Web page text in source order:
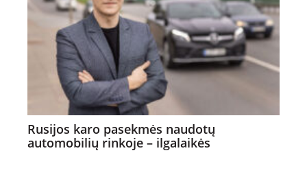
Rusijos karo pasekmės naudotų
automobilių rinkoje – ilgalaikės